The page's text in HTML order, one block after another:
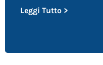
Leggi Tutto >